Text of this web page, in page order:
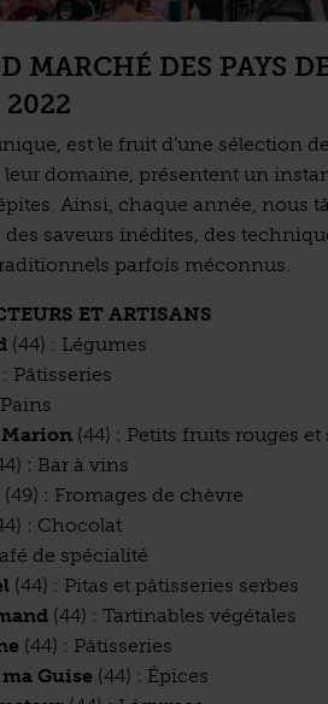
MARCHÉ DES PAYS
est le fruit d’une sélection
domaine, présentent un
Ainsi, chaque année, nous
saveurs inédites, des
parfois méconnus.
ET ARTISANS
(44) : Légumes
: Pâtisseries
: Pains
(44) : Petits fruits
: Bar à
(49) : Fromages de chèvre
: Chocolat
Café de spécialité
(44) : Pitas et pâtisseries serbes
(44) : Tartinables végétales
(44) : Pâtisseries
Guise (44) :